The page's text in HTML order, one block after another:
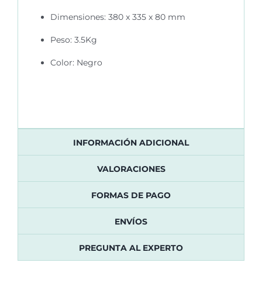
Dimensiones: 380 x 335 x 80 mm
Peso: 3.5Kg
Color: Negro
INFORMACIÓN ADICIONAL
VALORACIONES
FORMAS DE PAGO
ENVÍOS
PREGUNTA AL EXPERTO